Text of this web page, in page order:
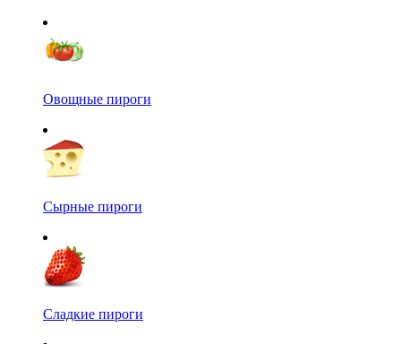
Овощные пироги
Сырные пироги
Сладкие пироги